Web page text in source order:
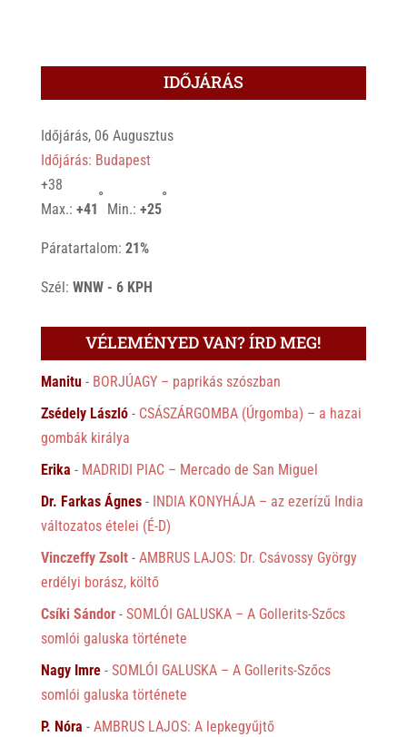
IDŐJÁRÁS
Időjárás, 06 Augusztus
Időjárás: Budapest
+38
Max.: +41
°
Min.: +25
°
Páratartalom: 21%
Szél: WNW - 6 KPH
VÉLEMÉNYED VAN? ÍRD MEG!
Manitu- BORJÚAGY – paprikás szószban
Zsédely László- CSÁSZÁRGOMBA (Úrgomba) – a hazai
gombák királya
Erika - MADRIDI PIAC – Mercado de San Miguel
Dr. Farkas Ágnes- INDIA KONYHÁJA – az ezerízű India
változatos ételei (É-D)
Vinczeffy Zsolt- AMBRUS LAJOS: Dr. Csávossy György
erdélyi borász, költő
Csíki Sándor- SOMLÓI GALUSKA – A Gollerits-Szőcs
somlói galuska története
Nagy Imre- SOMLÓI GALUSKA – A Gollerits-Szőcs
somlói galuska története
P. Nóra - AMBRUS LAJOS: A lepkegyűjtő